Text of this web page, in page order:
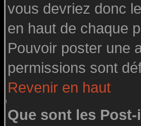
vous devriez donc
en haut de chaque
Pouvoir poster une
permissions sont
Revenir en haut
Que sont les Post-